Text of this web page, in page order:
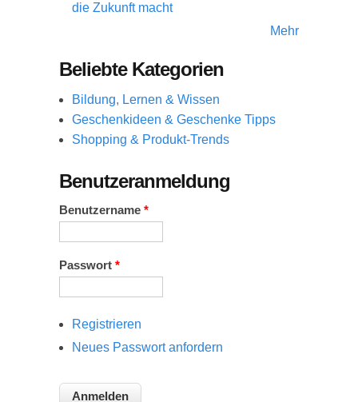
die Zukunft macht
Mehr
Beliebte Kategorien
Bildung, Lernen & Wissen
Geschenkideen & Geschenke Tipps
Shopping & Produkt-Trends
Benutzeranmeldung
Benutzername *
Passwort *
Registrieren
Neues Passwort anfordern